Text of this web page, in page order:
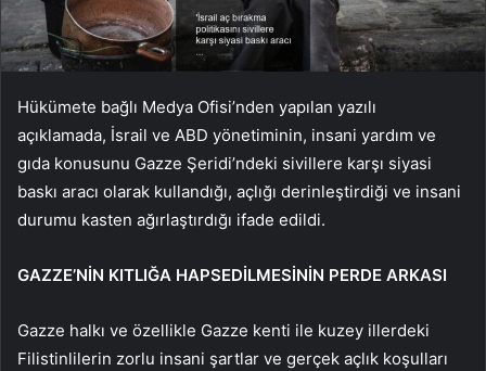
Hükümete bağlı Medya Ofisi’nden yapılan yazılı
açıklamada, İsrail ve ABD yönetiminin, insani yardım ve
gıda konusunu Gazze Şeridi’ndeki sivillere karşı siyasi
baskı aracı olarak kullandığı, açlığı derinleştirdiği ve insani
durumu kasten ağırlaştırdığı ifade edildi.
GAZZE’NİN KITLIĞA HAPSEDİLMESİNİN PERDE ARKASI
Gazze halkı ve özellikle Gazze kenti ile kuzey illerdeki
Filistinlilerin zorlu insani şartlar ve gerçek açlık koşulları